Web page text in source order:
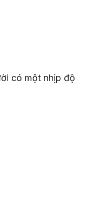
có một nhịp độ